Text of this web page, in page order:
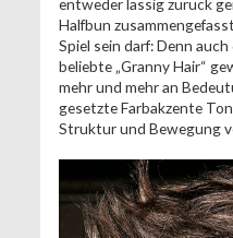
entweder lässig zurück
Halfbun
Spiel sein darf: Denn
beliebte „Granny Hair“
mehr und mehr an
gesetzte Farbakzente
Struktur und Bewegung